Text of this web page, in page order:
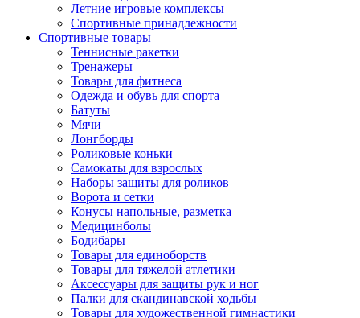
Летние игровые комплексы
Спортивные принадлежности
Спортивные товары
Теннисные ракетки
Тренажеры
Товары для фитнеса
Одежда и обувь для спорта
Батуты
Мячи
Лонгборды
Роликовые коньки
Самокаты для взрослых
Наборы защиты для роликов
Ворота и сетки
Конусы напольные, разметка
Медицинболы
Бодибары
Товары для единоборств
Товары для тяжелой атлетики
Аксессуары для защиты рук и ног
Палки для скандинавской ходьбы
Товары для художественной гимнастики